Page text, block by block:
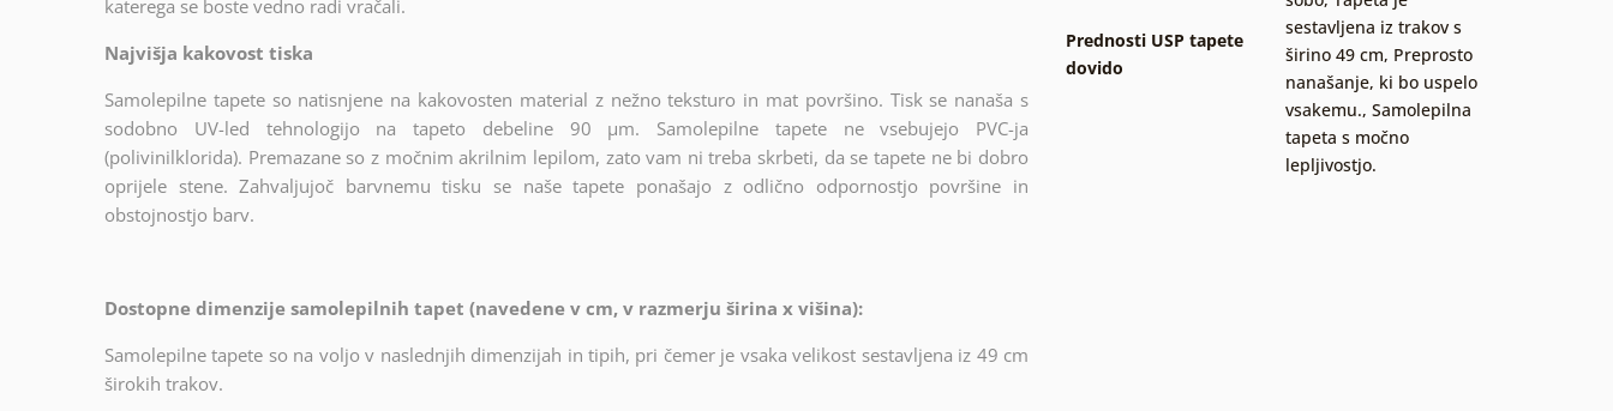
katerega se boste vedno radi vračali.
Najvišja kakovost tiska
Samolepilne tapete so natisnjene na kakovosten material z nežno teksturo in mat površino. Tisk se nanaša s
sodobno UV-led tehnologijo na tapeto debeline 90 µm. Samolepilne tapete ne vsebujejo PVC-ja
(polivinilklorida). Premazane so z močnim akrilnim lepilom, zato vam ni treba skrbeti, da se tapete ne bi dobro
oprijele stene. Zahvaljujoč barvnemu tisku se naše tapete ponašajo z odlično odpornostjo površine in
obstojnostjo barv.
Dostopne dimenzije samolepilnih tapet (navedene v cm, v razmerju širina x višina):
Samolepilne tapete so na voljo v naslednjih dimenzijah in tipih, pri čemer je vsaka velikost sestavljena iz 49 cm
širokih trakov.
Prednosti USP tapete
dovido
sestavljena iz trakov s
širino 49 cm, Preprosto
nanašanje, ki bo uspelo
vsakemu., Samolepilna
tapeta s močno
lepljivostjo.